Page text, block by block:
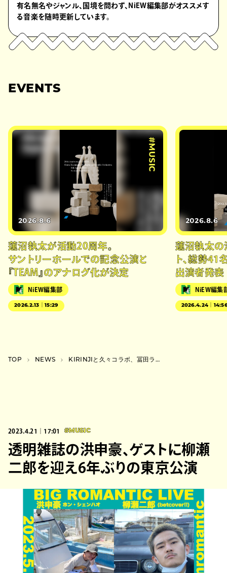
有名無名やジャンル、国境を問わず、NiEW編集部がオススメす
る音楽を随時更新しています。
EVENTS
#MUSIC
2026.8.6
蓮沼執太が活動20周年。
サントリーホールでの記念公演と
『TEAM』のアナログ化が決定
NiEW編集部
2026.2.13｜15:29
2026.8.6
蓮沼執太の
ト、総勢41
出演者発表
NiEW編集
2026.4.24｜
TOP NEWS KIRINJIと久々コラボ、冨田ラボの新曲が4月26日に配信リリース
2023.4.21｜17:01 #MUSIC
透明雑誌の洪申豪、ゲストに柳瀬
二郎を迎え6年ぶりの東京公演